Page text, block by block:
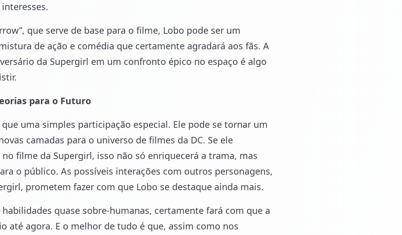
que serve de base para o filme, Lobo pode ser um
de ação e comédia que certamente agradará aos fãs. A
da Supergirl em um confronto épico no espaço é algo
para o Futuro
uma simples participação especial. Ele pode se tornar um
camadas para o universo de filmes da DC. Se ele
filme da Supergirl, isso não só enriquecerá a trama, mas
o público. As possíveis interações com outros personagens,
prometem fazer com que Lobo se destaque ainda mais.
quase sobre-humanas, certamente fará com que a
até agora. E o melhor de tudo é que, assim como nos